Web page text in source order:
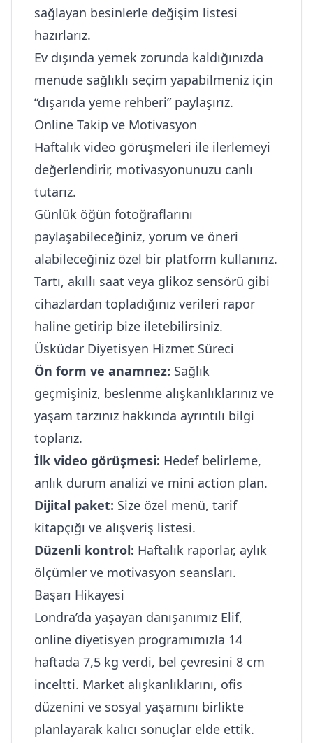
sağlayan besinlerle değişim listesi
hazırlarız.
Ev dışında yemek zorunda kaldığınızda
menüde sağlıklı seçim yapabilmeniz için
“dışarıda yeme rehberi” paylaşırız.
Online Takip ve Motivasyon
Haftalık video görüşmeleri ile ilerlemeyi
değerlendirir, motivasyonunuzu canlı
tutarız.
Günlük öğün fotoğraflarını
paylaşabileceğiniz, yorum ve öneri
alabileceğiniz özel bir platform kullanırız.
Tartı, akıllı saat veya glikoz sensörü gibi
cihazlardan topladığınız verileri rapor
haline getirip bize iletebilirsiniz.
Üsküdar Diyetisyen Hizmet Süreci
Ön form ve anamnez: Sağlık
geçmişiniz, beslenme alışkanlıklarınız ve
yaşam tarzınız hakkında ayrıntılı bilgi
toplarız.
İlk video görüşmesi: Hedef belirleme,
anlık durum analizi ve mini action plan.
Dijital paket: Size özel menü, tarif
kitapçığı ve alışveriş listesi.
Düzenli kontrol: Haftalık raporlar, aylık
ölçümler ve motivasyon seansları.
Başarı Hikayesi
Londra’da yaşayan danışanımız Elif,
online diyetisyen programımızla 14
haftada 7,5 kg verdi, bel çevresini 8 cm
inceltti. Market alışkanlıklarını, ofis
düzenini ve sosyal yaşamını birlikte
planlayarak kalıcı sonuçlar elde ettik.